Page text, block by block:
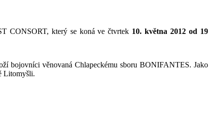
CONSORT, který se koná ve čtvrtek 10. května 2012 od 19
bojovníci věnovaná Chlapeckému sboru BONIFANTES. Jako
Litomyšli.